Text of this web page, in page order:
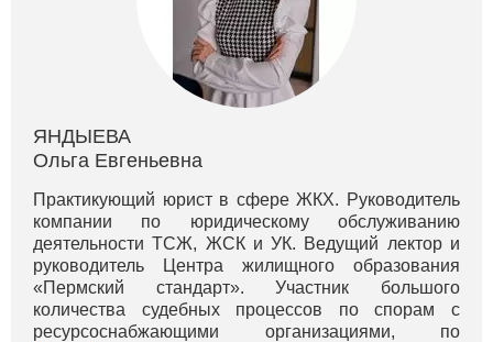
ЯНДЫЕВА
Ольга Евгеньевна
Практикующий юрист в сфере ЖКХ. Руководитель
компании по юридическому обслуживанию
деятельности ТСЖ, ЖСК и УК. Ведущий лектор и
руководитель Центра жилищного образования
«Пермский стандарт». Участник большого
количества судебных процессов по спорам с
ресурсоснабжающими организациями, по